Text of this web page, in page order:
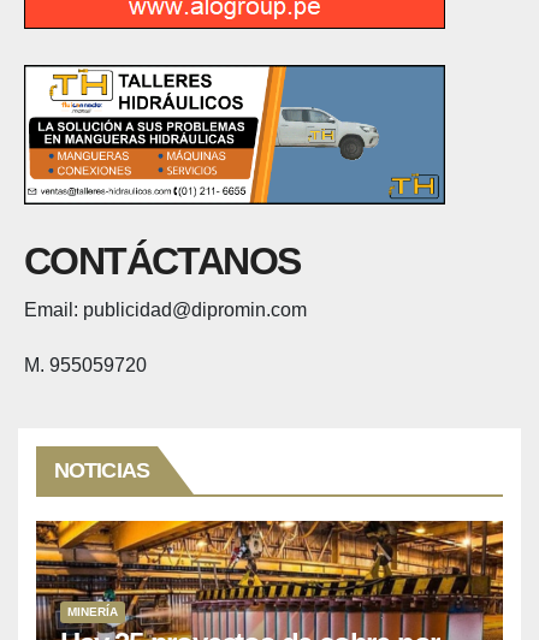
CONTÁCTANOS
Email: publicidad@dipromin.com
M. 955059720
NOTICIAS
MINERÍA